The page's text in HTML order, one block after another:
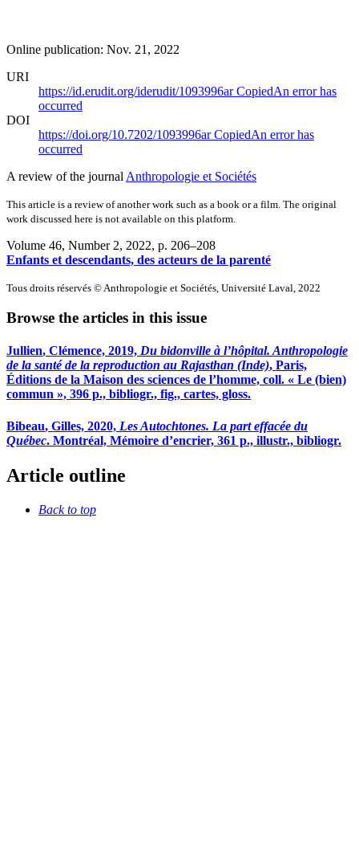
Online publication: Nov. 21, 2022
URI
https://id.erudit.org/iderudit/1093996arCopiedAn error has
occurred
DOI
https://doi.org/10.7202/1093996arCopiedAn error has
occurred
A review of the journal Anthropologie et Sociétés
This article is a review of another work such as a book or a film. The original
work discussed here is not available on this platform.
Volume 46, Number 2, 2022, p. 206–208
Enfants et descendants, des acteurs de la parenté
Tous droits réservés © Anthropologie et Sociétés, Université Laval, 2022
Browse the articles in this issue
Jullien, Clémence, 2019, Du bidonville à l’hôpital. Anthropologie
de la santé de la reproduction au Rajasthan (Inde), Paris,
Éditions de la Maison des sciences de l’homme, coll. « Le (bien)
commun », 396 p., bibliogr., fig., cartes, gloss.
Bibeau, Gilles, 2020, Les Autochtones. La part effacée du
Québec. Montréal, Mémoire d’encrier, 361 p., illustr., bibliogr.
Article outline
Back to top